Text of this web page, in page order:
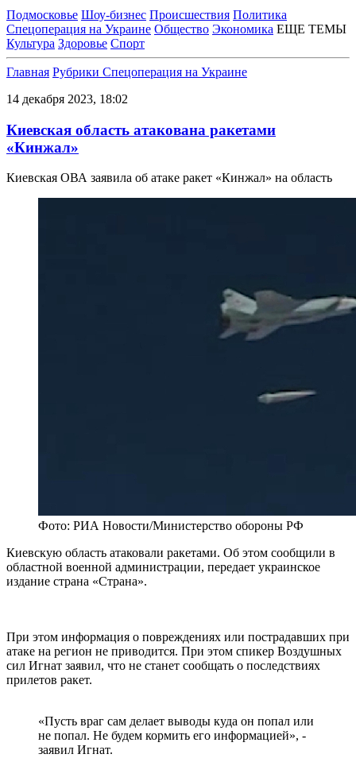
Подмосковье Шоу-бизнес Происшествия Политика
Спецоперация на Украине Общество Экономика ЕЩЕ ТЕМЫ
Культура Здоровье Спорт
Главная Рубрики Спецоперация на Украине
14 декабря 2023, 18:02
Киевская область атакована ракетами
«Кинжал»
Киевская ОВА заявила об атаке ракет «Кинжал» на область
Фото: РИА Новости/Министерство обороны РФ
Киевскую область атаковали ракетами. Об этом сообщили в
областной военной администрации, передает украинское
издание страна «Страна».
При этом информация о повреждениях или пострадавших при
атаке на регион не приводится. При этом спикер Воздушных
сил Игнат заявил, что не станет сообщать о последствиях
прилетов ракет.
«Пусть враг сам делает выводы куда он попал или
не попал. Не будем кормить его информацией», -
заявил Игнат.